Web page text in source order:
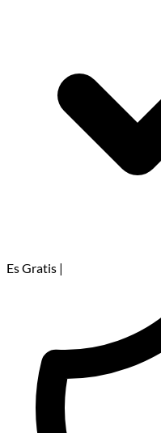
Es Gratis |